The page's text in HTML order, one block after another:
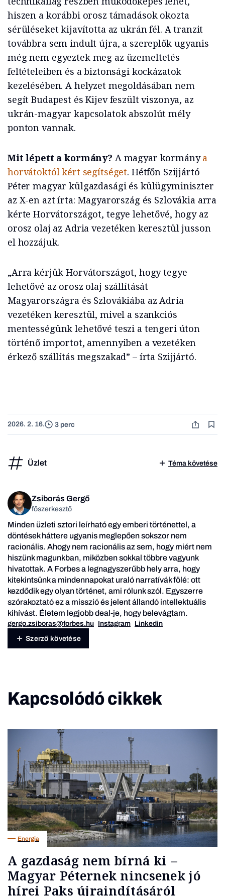
hiszen a korábbi orosz támadások okozta
sérüléseket kijavította az ukrán fél. A tranzit
továbbra sem indult újra, a szereplők ugyanis
még nem egyeztek meg az üzemeltetés
feltételeiben és a biztonsági kockázatok
kezelésében. A helyzet megoldásában nem
segít Budapest és Kijev feszült viszonya, az
ukrán-magyar kapcsolatok abszolút mély
ponton vannak.
Mit lépett a kormány? A magyar kormánya
horvátoktól kért segítséget. Hétfőn Szijjártó
Péter magyar külgazdasági és külügyminiszter
az X-en azt írta: Magyarország és Szlovákia arra
kérte Horvátországot, tegye lehetővé, hogy az
orosz olaj az Adria vezetéken keresztül jusson
el hozzájuk.
„Arra kérjük Horvátországot, hogy tegye
lehetővé az orosz olaj szállítását
Magyarországra és Szlovákiába az Adria
vezetéken keresztül, mivel a szankciós
mentességünk lehetővé teszi a tengeri úton
történő importot, amennyiben a vezetéken
érkező szállítás megszakad” – írta Szijjártó.
2026. 2. 16. 3 perc
Üzlet Téma követése
Zsiborás Gergő
főszerkesztő
Minden üzleti sztori leírható egy emberi történettel, a
döntések háttere ugyanis meglepően sokszor nem
racionális. Ahogy nem racionális az sem, hogy miért nem
hiszünk magunkban, miközben sokkal többre vagyunk
hivatottak. A Forbes a legnagyszerűbb hely arra, hogy
kitekintsünk a mindennapokat uraló narratívák fölé: ott
kezdődik egy olyan történet, ami rólunk szól. Egyszerre
szórakoztató ez a misszió és jelent állandó intellektuális
kihívást. Életem legjobb deal-je, hogy belevágtam.
gergo.zsiboras@forbes.hu Instagram Linkedin
Szerző követése
Kapcsolódó cikkek
Energia
A gazdaság nem bírná ki –
Magyar Péternek nincsenek jó
hírei Paks újraindításáról